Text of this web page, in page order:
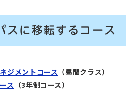
スに移転するコース
ジメントコース （昼間クラス）
ス （3年制コース）